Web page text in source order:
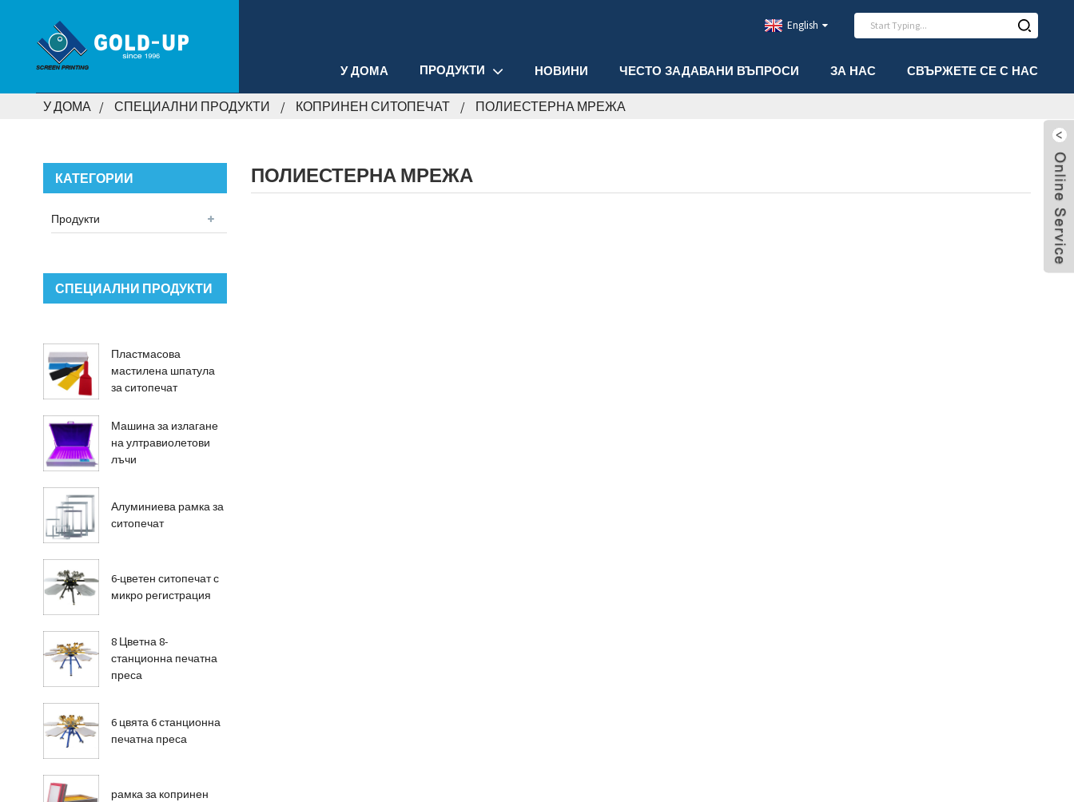
У ДОМА ПРОДУКТИ НОВИНИ ЧЕСТО ЗАДАВАНИ ВЪПРОСИ ЗА НАС СВЪРЖЕТЕ СЕ С НАС
English
У ДОМА СПЕЦИАЛНИ ПРОДУКТИ КОПРИНЕН СИТОПЕЧАТ ПОЛИЕСТЕРНА МРЕЖА
КАТЕГОРИИ
Продукти
СПЕЦИАЛНИ ПРОДУКТИ
Пластмасова
мастилена шпатула
за ситопечат
Машина за излагане
на ултравиолетови
лъчи
Алуминиева рамка за
ситопечат
6-цветен ситопечат с
микро регистрация
8 Цветна 8-
станционна печатна
преса
6 цвята 6 станционна
печатна преса
рамка за копринен
ПОЛИЕСТЕРНА МРЕЖА